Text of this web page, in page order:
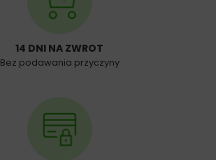
14 DNI NA ZWROT
Bez podawania przyczyny